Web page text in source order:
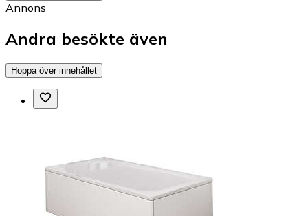
Annons
Andra besökte även
Hoppa över innehållet